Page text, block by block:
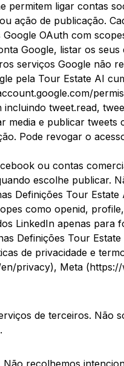
ligar contas
ação de publicação.
OAuth com
Google, listar os
serviços Google não
pela Tour Estate AI
tweet.read,
e publicar
Pode revogar o
ou contas
escolhe publicar.
Definições Tour Estate
como openid,
LinkedIn apenas
Definições Tour Estate
de privacidade e
privacy), Meta
de terceiros. Não
recolhemos